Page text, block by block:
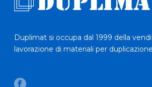
Duplimat si occupa dal 1999 della
lavorazione di materiali per